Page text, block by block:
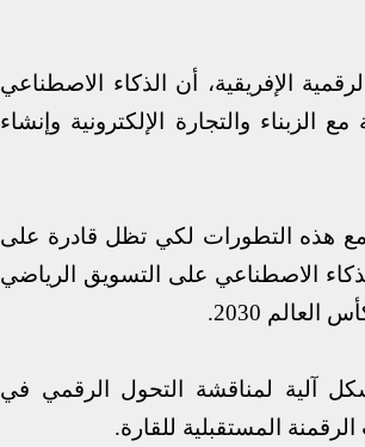
الإفريقية، أن الذكاء الاصطناعي
والتجارة الإلكترونية وإنشاء
مع هذه التطورات لكي تظل قادرة على
الاصطناعي على التسويق الرياضي
2030.
آلية لمناقشة التحول الرقمي في
المستقبلية للقارة.